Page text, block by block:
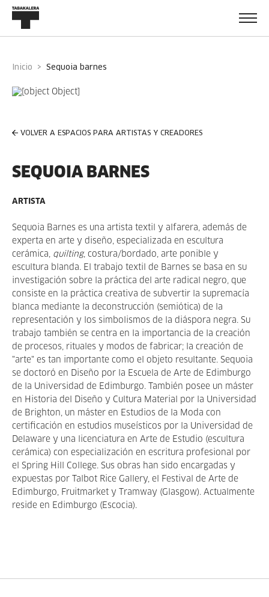
Inicio sequoia barnes
VOLVER A ESPACIOS PARA ARTISTAS Y CREADORES
SEQUOIA BARNES
ARTISTA
Sequoia Barnes es una artista textil y alfarera, además de
experta en arte y diseño, especializada en escultura
cerámica, quilting, costura/bordado, arte ponible y
escultura blanda. El trabajo textil de Barnes se basa en su
investigación sobre la práctica del arte radical negro, que
consiste en la práctica creativa de subvertir la supremacía
blanca mediante la deconstrucción (semiótica) de la
representación y los simbolismos de la diáspora negra. Su
trabajo también se centra en la importancia de la creación
de procesos, rituales y modos de fabricar; la creación de
"arte" es tan importante como el objeto resultante. Sequoia
se doctoró en Diseño por la Escuela de Arte de Edimburgo
de la Universidad de Edimburgo. También posee un máster
en Historia del Diseño y Cultura Material por la Universidad
de Brighton, un máster en Estudios de la Moda con
certificación en estudios museísticos por la Universidad de
Delaware y una licenciatura en Arte de Estudio (escultura
cerámica) con especialización en escritura profesional por
el Spring Hill College. Sus obras han sido encargadas y
expuestas por Talbot Rice Gallery, el Festival de Arte de
Edimburgo, Fruitmarket y Tramway (Glasgow). Actualmente
reside en Edimburgo (Escocia).